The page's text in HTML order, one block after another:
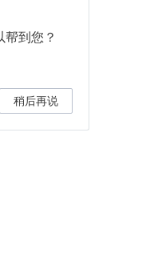
到您？
稍后再说